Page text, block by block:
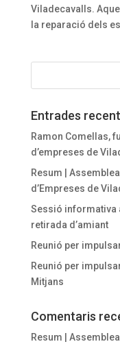
Viladecavalls.
la reparació dels
Entrades
Ramon Comellas,
d’empreses de
Resum |
d’Empreses de
Sessió informativa
retirada d’amiant
Reunió per
Reunió per
Mitjans
Comentaris
Resum |